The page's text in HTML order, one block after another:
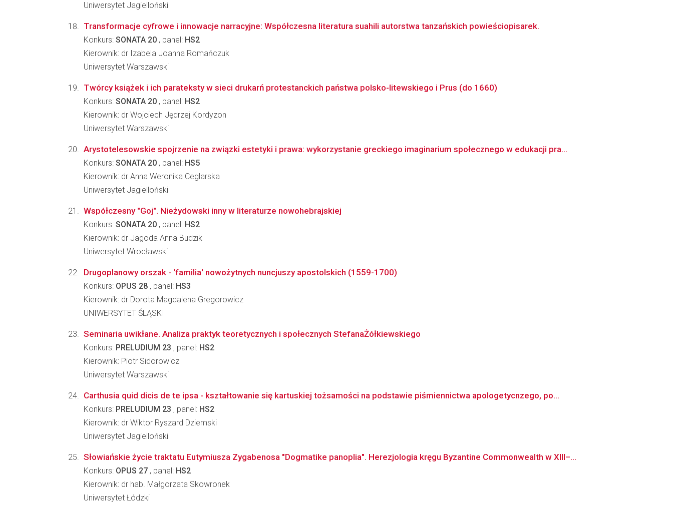
Uniwersytet Jagielloński
Transformacje cyfrowe i innowacje narracyjne: Współczesna literatura suahili autorstwa tanzańskich powieściopisarek.
Konkurs: SONATA 20 , panel: HS2
Kierownik: dr Izabela Joanna Romańczuk
Uniwersytet Warszawski
Twórcy książek i ich parateksty w sieci drukarń protestanckich państwa polsko-litewskiego i Prus (do 1660)
Konkurs: SONATA 20 , panel: HS2
Kierownik: dr Wojciech Jędrzej Kordyzon
Uniwersytet Warszawski
Arystotelesowskie spojrzenie na związki estetyki i prawa: wykorzystanie greckiego imaginarium społecznego w edukacji pra...
Konkurs: SONATA 20 , panel: HS5
Kierownik: dr Anna Weronika Ceglarska
Uniwersytet Jagielloński
Współczesny "Goj". Nieżydowski inny w literaturze nowohebrajskiej
Konkurs: SONATA 20 , panel: HS2
Kierownik: dr Jagoda Anna Budzik
Uniwersytet Wrocławski
Drugoplanowy orszak - 'familia' nowożytnych nuncjuszy apostolskich (1559-1700)
Konkurs: OPUS 28 , panel: HS3
Kierownik: dr Dorota Magdalena Gregorowicz
UNIWERSYTET ŚLĄSKI
Seminaria uwikłane. Analiza praktyk teoretycznych i społecznych StefanaŻółkiewskiego
Konkurs: PRELUDIUM 23 , panel: HS2
Kierownik: Piotr Sidorowicz
Uniwersytet Warszawski
Carthusia quid dicis de te ipsa - kształtowanie się kartuskiej tożsamości na podstawie piśmiennictwa apologetycnzego, po...
Konkurs: PRELUDIUM 23 , panel: HS2
Kierownik: dr Wiktor Ryszard Dziemski
Uniwersytet Jagielloński
Słowiańskie życie traktatu Eutymiusza Zygabenosa "Dogmatike panoplia". Herezjologia kręgu Byzantine Commonwealth w XIII–...
Konkurs: OPUS 27 , panel: HS2
Kierownik: dr hab. Małgorzata Skowronek
Uniwersytet Łódzki